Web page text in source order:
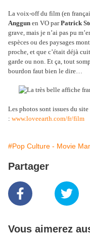
La voix-off du film (en
Anggun en VO parPatrick
grave, mais je n’ai pas pu
espèces ou des paysages
proche, et que c’était déjà
garde ou non. Et ça, tout
bourdon faut bien le dire…
Les photos sont issues du
: www.loveearth.com/fr/film
#Pop Culture - Movie
Partager
Vous aimerez